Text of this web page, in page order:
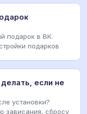
подарок в ВК.
подарков
если не
установки?
зависания, сбросу